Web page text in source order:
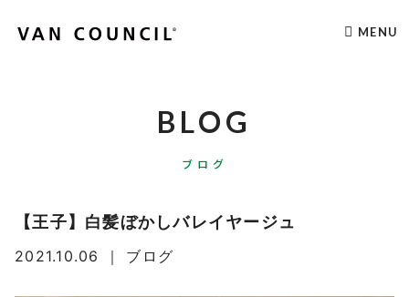
MENU
BLOG
ブログ
【王子】白髪ぼかしバレイヤージュ
2021.10.06 ｜ ブログ